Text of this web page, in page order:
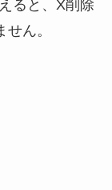
ると、X削除
ん。